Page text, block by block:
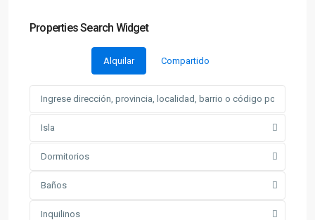
Properties Search Widget
Alquilar Compartido
Isla
Dormitorios
Baños
Inquilinos